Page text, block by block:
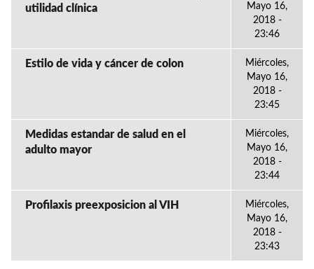
utilidad clínica
Mayo 16,
2018 -
23:46
Estilo de vida y cáncer de colon
Miércoles,
Mayo 16,
2018 -
23:45
Medidas estandar de salud en el
adulto mayor
Miércoles,
Mayo 16,
2018 -
23:44
Profilaxis preexposicion al VIH
Miércoles,
Mayo 16,
2018 -
23:43